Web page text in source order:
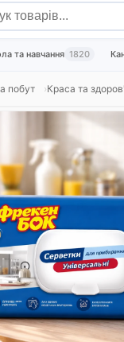
та навчання 1820
побут Краса та